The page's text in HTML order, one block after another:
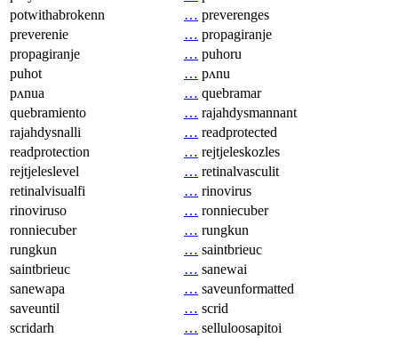
potwithabrokenn
… preverenges
preverenie
… propagiranje
propagiranje
… puhoru
puhot
… pʌnu
pʌnua
… quebramar
quebramiento
… rajahdysmannant
rajahdysnalli
… readprotected
readprotection
… rejtjeleskozles
rejtjeleslevel
… retinalvasculit
retinalvisualfi
… rinovirus
rinoviruso
… ronniecuber
ronniecuber
… rungkun
rungkun
… saintbrieuc
saintbrieuc
… sanewai
sanewapa
… saveunformatted
saveuntil
… scrid
scridarh
… selluloosapitoi